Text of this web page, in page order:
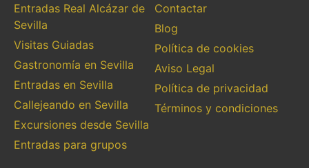
Entradas Real Alcázar de
Sevilla
Visitas Guiadas
Gastronomía en Sevilla
Entradas en Sevilla
Callejeando en Sevilla
Excursiones desde Sevilla
Entradas para grupos
Contactar
Blog
Política de cookies
Aviso Legal
Política de privacidad
Términos y condiciones